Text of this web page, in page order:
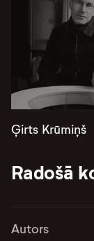
Ģirts Krūmiņš
Radošā
Autors